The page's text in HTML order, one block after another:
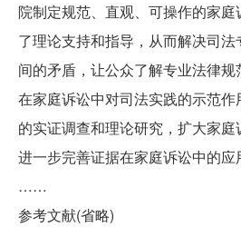
院制定规范、直观、可操作的家
了理论支持和指导，从而解决司
间的矛盾，让公众了解专业法律
在家庭诉讼中对司法实践的示范
的实证调查和理论研究，扩大家庭
进一步完善证据在家庭诉讼中的应
……
参考文献(省略)